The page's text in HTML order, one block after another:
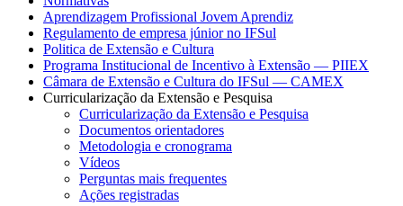
Aprendizagem Profissional Jovem Aprendiz
Regulamento de empresa júnior no IFSul
Politica de Extensão e Cultura
Programa Institucional de Incentivo à Extensão — PIIEX
Câmara de Extensão e Cultura do IFSul — CAMEX
Curricularização da Extensão e Pesquisa
Curricularização da Extensão e Pesquisa
Documentos orientadores
Metodologia e cronograma
Vídeos
Perguntas mais frequentes
Ações registradas